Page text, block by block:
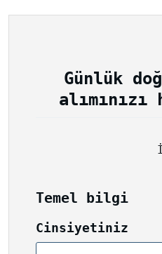
Günlük
alımınızı
Temel bilgi
Cinsiyetiniz